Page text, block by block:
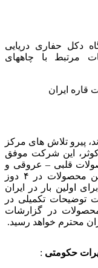
دکل حفاری دریایی
مرتبط با چاههای
ایران
پیرو تلاش های مرکز
این شرکت موفق
محصولات قلبی – عروقی و
دیابتیک گردیده است، که یکی از این محصولات در ۴ دوز
اولین بار در ایران
توضیحات تکمیلی در
در گزارشات
محترم خواهد رسید.
حکومتی :